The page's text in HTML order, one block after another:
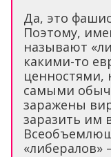
Да, это
Поэтому,
называют
какими-то
ценностями,
самыми
заражены
заразить им